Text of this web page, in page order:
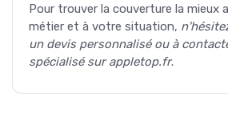
Pour trouver la couverture la mieux
métier et à votre situation,
un devis personnalisé ou à
spécialisé sur appletop.fr.